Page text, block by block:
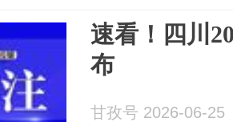
速看！四川
布
甘孜号 2026-06-25